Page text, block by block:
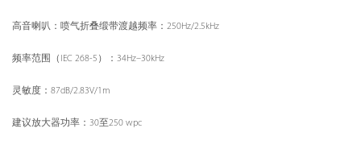
高音喇叭：喷气折叠缎带渡越频率：250Hz/2.5kHz
频率范围（IEC 268-5）：34Hz–30kHz
灵敏度：87dB/2.83V/1m
建议放大器功率：30至250 wpc